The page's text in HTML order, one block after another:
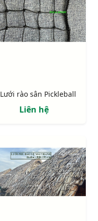
Lưới rào sân Pickleball
Liên hệ